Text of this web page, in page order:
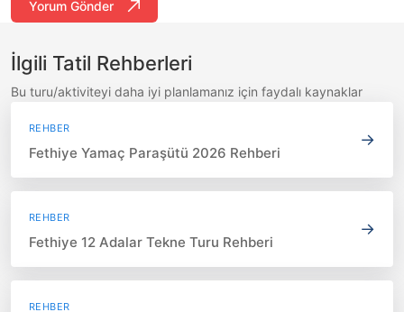
Yorum Gönder
İlgili Tatil Rehberleri
Bu turu/aktiviteyi daha iyi planlamanız için faydalı kaynaklar
REHBER
Fethiye Yamaç Paraşütü 2026 Rehberi
→
REHBER
Fethiye 12 Adalar Tekne Turu Rehberi
→
REHBER